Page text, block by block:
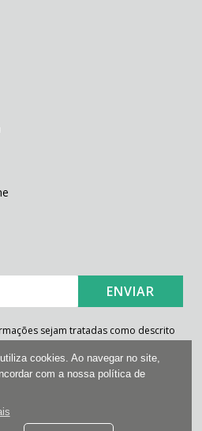
cookies. Ao navegar no site,
com a nossa política de
ENVIAR
sejam tratadas como descrito
de dados
os direitos reservados. Design e